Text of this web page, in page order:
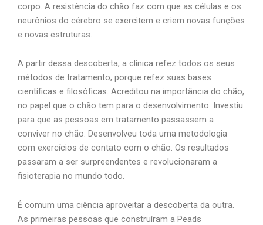
corpo. A resistência do chão faz com que as células e os
neurônios do cérebro se exercitem e criem novas funções
e novas estruturas.
A partir dessa descoberta, a clínica refez todos os seus
métodos de tratamento, porque refez suas bases
científicas e filosóficas. Acreditou na importância do chão,
no papel que o chão tem para o desenvolvimento. Investiu
para que as pessoas em tratamento passassem a
conviver no chão. Desenvolveu toda uma metodologia
com exercícios de contato com o chão. Os resultados
passaram a ser surpreendentes e revolucionaram a
fisioterapia no mundo todo.
É comum uma ciência aproveitar a descoberta da outra.
As primeiras pessoas que construíram a Peads